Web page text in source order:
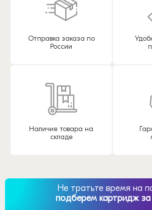
Отправка заказа по
России
Наличие товара на
складе
Не тратьте время на
подберем картридж за